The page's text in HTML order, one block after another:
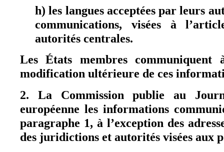
h) les langues acceptées par leurs
communications, visées à
autorités centrales.
Les États membres communiquent
modification ultérieure de ces
2. La Commission publie au
européenne les informations
paragraphe 1, à l’exception des
des juridictions et autorités visées aux